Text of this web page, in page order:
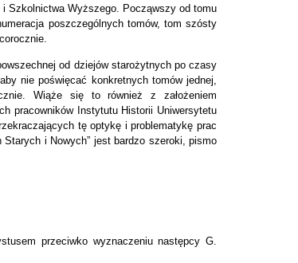
Szkolnictwa Wyższego. Począwszy od tomu
poszczególnych tomów, tom szósty
od dziejów starożytnych po czasy
nie poświęcać konkretnych tomów jednej,
Wiąże się to również z założeniem
pracowników Instytutu Historii Uniwersytetu
tę optykę i problematykę prac
i Nowych” jest bardzo szeroki, pismo
przeciwko wyznaczeniu następcy G.